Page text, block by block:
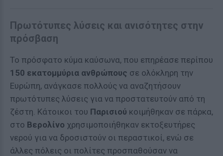
Πρωτότυπες λύσεις και ανισότητες στην
πρόσβαση
Το πρόσφατο κύμα καύσωνα, που επηρέασε περίπου
150 εκατομμύρια ανθρώπους σε ολόκληρη την
Ευρώπη, ανάγκασε πολλούς να αναζητήσουν
πρωτότυπες λύσεις για να προστατευτούν από τη
ζέστη. Κάτοικοι του Παρισιού κοιμήθηκαν σε πάρκα,
στο Βερολίνο χρησιμοποιήθηκαν εκτοξευτήρες
νερού για να δροσιστούν οι περαστικοί, ενώ σε
άλλες πόλεις οι πολίτες προσπαθούσαν να